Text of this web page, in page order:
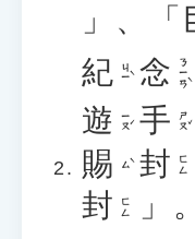
」、「
紀 ㄐㄧˋ 念 ㄋㄧㄢˋ
遊 ㄧㄡˊ 手 ㄕㄡˇ
賜
ㄙˋ 封 ㄈㄥ
封 ㄈㄥ
」。